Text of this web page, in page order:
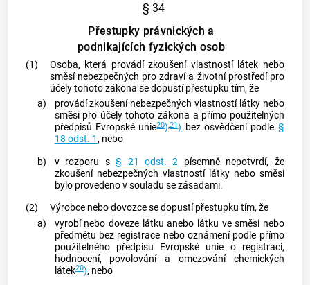
§ 34
Přestupky právnických a
podnikajících fyzických osob
(1)
Osoba, která provádí zkoušení vlastností látek nebo
směsí nebezpečných pro zdraví a životní prostředí pro
účely tohoto zákona se dopustí přestupku tím, že
a)
provádí zkoušení nebezpečných vlastností látky nebo
směsi pro účely tohoto zákona a přímo použitelných
předpisů Evropské unie20),21) bez osvědčení podle §
18 odst. 1, nebo
b)
v rozporu s§ 21 odst. 2 písemně nepotvrdí, že
zkoušení nebezpečných vlastností látky nebo směsi
bylo provedeno v souladu se zásadami.
(2)
Výrobce nebo dovozce se dopustí přestupku tím, že
a)
vyrobí nebo doveze látku anebo látku ve směsi nebo
předmětu bez registrace nebo oznámení podle přímo
použitelného předpisu Evropské unie o registraci,
hodnocení, povolování a omezování chemických
látek20), nebo